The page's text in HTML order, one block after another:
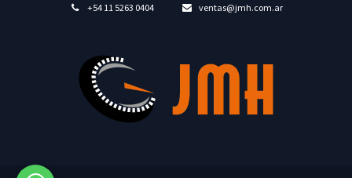
+54 11 5263 0404
ventas@jmh.com.ar